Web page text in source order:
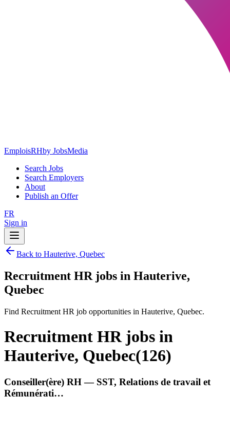
EmploisRHby JobsMedia
Search Jobs
Search Employers
About
Publish an Offer
FR
Sign in
Back to Hauterive, Quebec
Recruitment HR jobs in Hauterive,
Quebec
Find Recruitment HR job opportunities in Hauterive, Quebec.
Recruitment HR jobs in
Hauterive, Quebec(126)
Conseiller(ère) RH — SST, Relations de travail et
Rémunérati…